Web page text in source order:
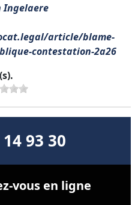
Ingelaere
article/blame-
contestation-2a26
93 30
vous en ligne